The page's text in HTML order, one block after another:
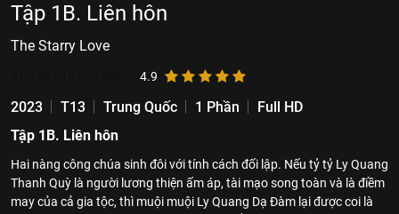
Tập 1B. Liên hôn
The Starry Love
4.9
2023 T13 Trung Quốc 1 Phần
Full HD
Tập 1B. Liên hôn
Hai nàng công chúa sinh đôi với tính cách đối lập. Nếu tỷ tỷ Ly Quang
Thanh Quỳ là người lương thiện ấm áp, tài mạo song toàn và là điềm
may của cả gia tộc, thì muội muội Ly Quang Dạ Đàm lại được coi là